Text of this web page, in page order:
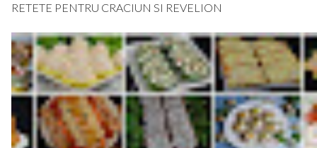
RETETE PENTRU CRACIUN SI REVELION